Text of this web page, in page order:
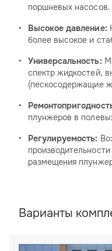
поршневых насосов.
Высокое давление:
более высокое и
Универсальность:
спектр жидкостей,
(пескосодержащие
плунжеров в
Регулируемость:
размещения
Варианты